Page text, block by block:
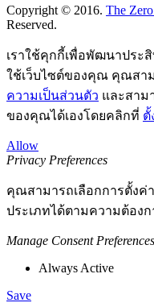
Copyright © 2016. The
Reserved.
เราใช้คุกกี้เพื่อพัฒนาประ
ใช้เว็บไซต์ของคุณ คุณสา
ความเป็นส่วนตัว และสาม
ของคุณได้เองโดยคลิกที่ ตั้
Allow
Privacy Preferences
คุณสามารถเลือกการตั้งค่
ประเภทได้ตามความต้อง
Manage Consent Preferences
Always Active
Save